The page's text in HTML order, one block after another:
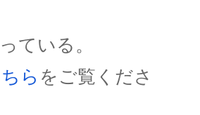
ている。
ら をご覧くださ